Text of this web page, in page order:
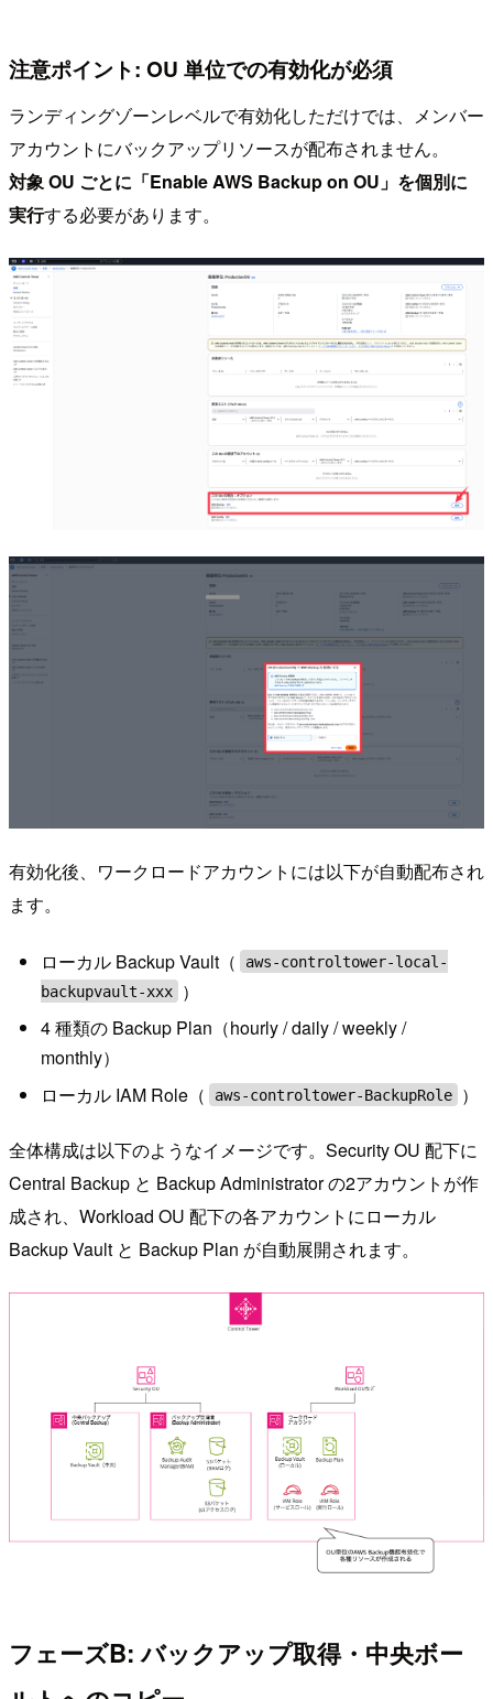
注意ポイント: OU 単位での有効化が必須
ランディングゾーンレベルで有効化しただけでは、メンバー
アカウントにバックアップリソースが配布されません。
対象 OU ごとに「Enable AWS Backup on OU」を個別に
実行する必要があります。
有効化後、ワークロードアカウントには以下が自動配布され
ます。
ローカル Backup Vault（
aws-controltower-local-
backupvault-xxx
）
4 種類の Backup Plan（hourly / daily / weekly /
monthly）
ローカル IAM Role（
aws-controltower-BackupRole ）
全体構成は以下のようなイメージです。Security OU 配下に
Central Backup と Backup Administrator の2アカウントが作
成され、Workload OU 配下の各アカウントにローカル
Backup Vault と Backup Plan が自動展開されます。
フェーズB: バックアップ取得・中央ボー